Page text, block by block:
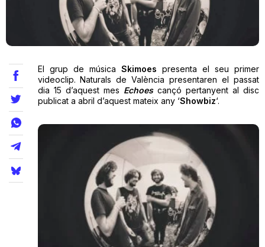
Internet
Opinió
Llibres
La Llista
El grup de música Skimoes presenta el seu primer
videoclip. Naturals de València presentaren el passat
dia 15 d’aquest mes Echoes cançó pertanyent al disc
publicat a abril d’aquest mateix any ‘Showbiz‘.